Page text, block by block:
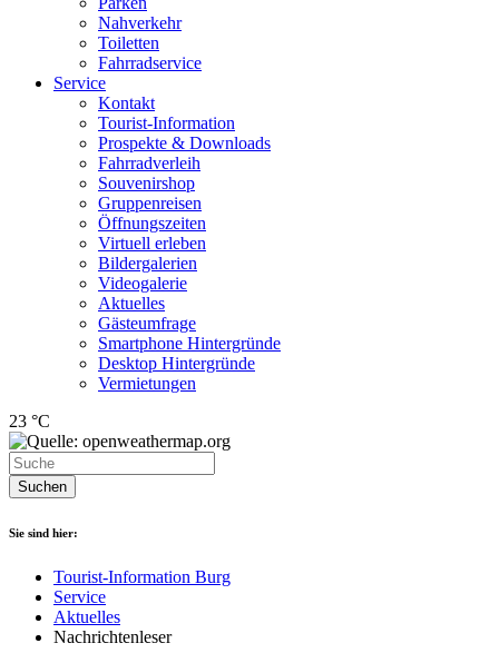
Nahverkehr
Toiletten
Fahrradservice
Service
Kontakt
Tourist-Information
Prospekte & Downloads
Fahrradverleih
Souvenirshop
Gruppenreisen
Öffnungszeiten
Virtuell erleben
Bildergalerien
Videogalerie
Aktuelles
Gästeumfrage
Smartphone Hintergründe
Desktop Hintergründe
Vermietungen
23 °C
Suchen
Sie sind hier:
Tourist-Information Burg
Service
Aktuelles
Nachrichtenleser